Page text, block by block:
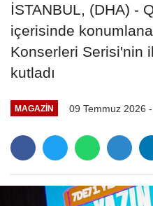
İSTANBUL, (DHA) -
içerisinde
Konserleri Serisi'nin
kutladı
MAGAZIN 09 Temmuz 2026